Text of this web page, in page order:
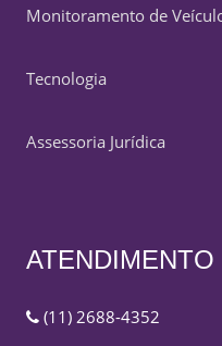
Monitoramento de
Tecnologia
Assessoria Jurídica
(11) 2688-4352